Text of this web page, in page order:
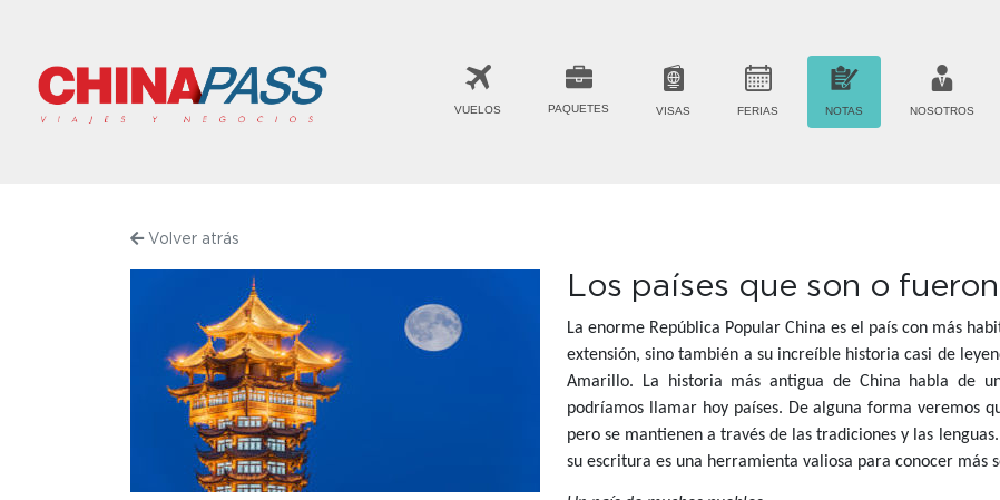
VUELOS PAQUETES VISAS FERIAS NOTAS NOSOTROS
Volver atrás
Los países que son o
La enorme República Popular China es el país con más
extensión, sino también a su increíble historia casi de
Amarillo. La historia más antigua de China habla de
podríamos llamar hoy países. De alguna forma veremos
pero se mantienen a través de las tradiciones y las
su escritura es una herramienta valiosa para conocer más